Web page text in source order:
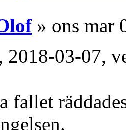
» ons mar
2018-03-07,
fallet